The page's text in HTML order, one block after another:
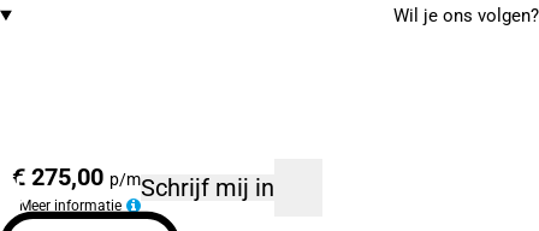
€ 275,00 p/m
Meer informatie
Schrijf mij in
Wil je ons volgen?